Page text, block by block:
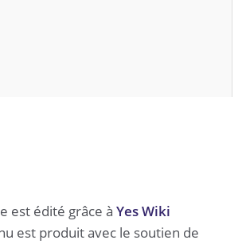
Download PDF
est édité grâce à Yes Wiki
est produit avec le soutien de